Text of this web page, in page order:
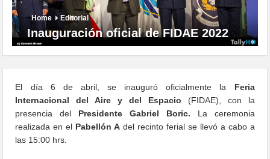
Home Editorial
Inauguración oficial de FIDAE 2022
El día 6 de abril, se inauguró oficialmente la Feria
Internacional del Aire y del Espacio (FIDAE), con la
presencia del Presidente Gabriel Boric. La ceremonia
realizada en el Pabellón A del recinto ferial se llevó a cabo a
las 15:00 hrs.